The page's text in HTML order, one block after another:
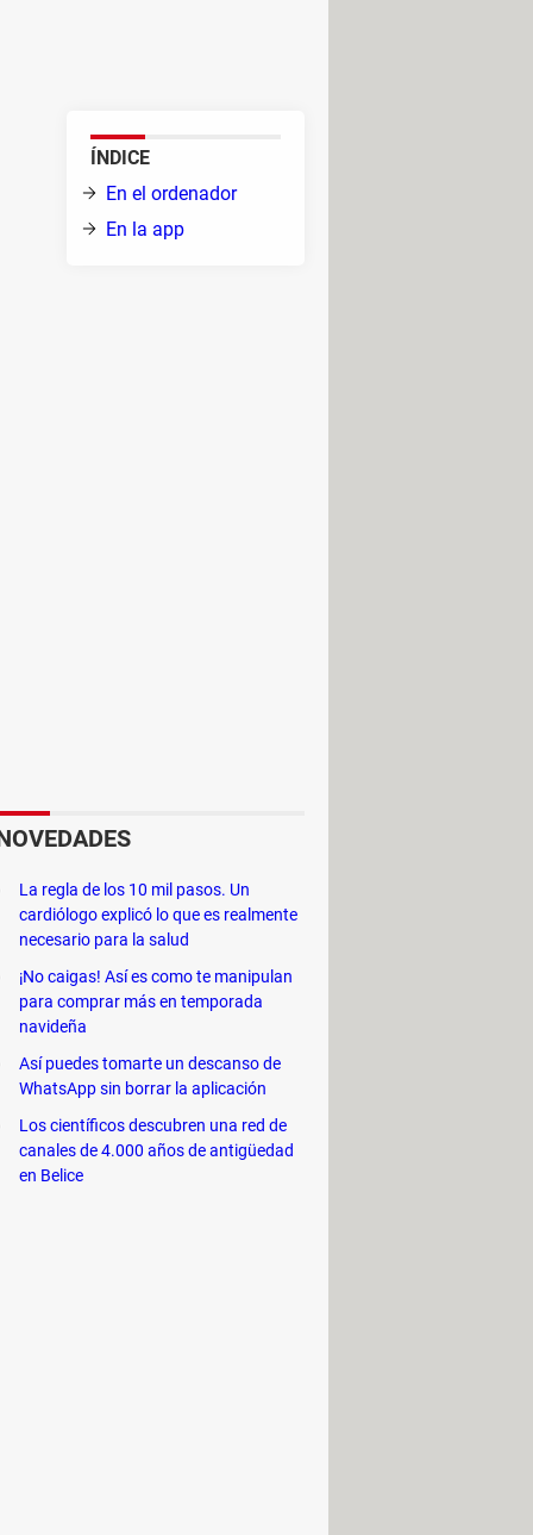
ser bastante útil, pero en
en tus dispositivos.
ÍNDICE
En el ordenador
En la app
haz clic en
La regla de los 10 mil pasos. Un
cardiólogo explicó lo que es realmente
necesario para la salud
¡No caigas! Así es como te manipulan
para comprar más en temporada
navideña
Así puedes tomarte un descanso de
WhatsApp sin borrar la aplicación
Los científicos descubren una red de
canales de 4.000 años de antigüedad
en Belice